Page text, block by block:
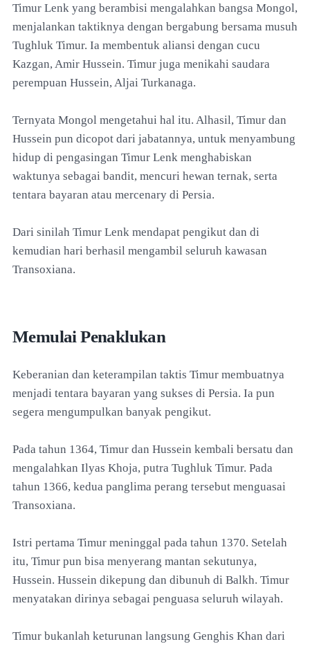
Timur Lenk yang berambisi mengalahkan bangsa Mongol,
menjalankan taktiknya dengan bergabung bersama musuh
Tughluk Timur. Ia membentuk aliansi dengan cucu
Kazgan, Amir Hussein. Timur juga menikahi saudara
perempuan Hussein, Aljai Turkanaga.
Ternyata Mongol mengetahui hal itu. Alhasil, Timur dan
Hussein pun dicopot dari jabatannya, untuk menyambung
hidup di pengasingan Timur Lenk menghabiskan
waktunya sebagai bandit, mencuri hewan ternak, serta
tentara bayaran atau mercenary di Persia.
Dari sinilah Timur Lenk mendapat pengikut dan di
kemudian hari berhasil mengambil seluruh kawasan
Transoxiana.
Memulai Penaklukan
Keberanian dan keterampilan taktis Timur membuatnya
menjadi tentara bayaran yang sukses di Persia. Ia pun
segera mengumpulkan banyak pengikut.
Pada tahun 1364, Timur dan Hussein kembali bersatu dan
mengalahkan Ilyas Khoja, putra Tughluk Timur. Pada
tahun 1366, kedua panglima perang tersebut menguasai
Transoxiana.
Istri pertama Timur meninggal pada tahun 1370. Setelah
itu, Timur pun bisa menyerang mantan sekutunya,
Hussein. Hussein dikepung dan dibunuh di Balkh. Timur
menyatakan dirinya sebagai penguasa seluruh wilayah.
Timur bukanlah keturunan langsung Genghis Khan dari